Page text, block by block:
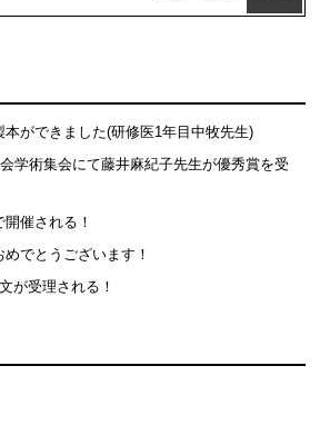
ができました(研修医1年目中牧先生)
学術集会にて藤井麻紀子先生が優秀賞を受
催される！
でとうございます！
が受理される！